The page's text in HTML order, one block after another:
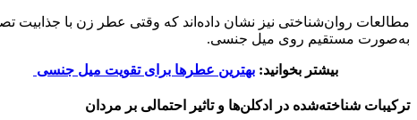
مطالعات روان‌شناختی نیز نشان داده‌اند که وقتی عطر زن با جذابیت
به‌صورت مستقیم روی میل جنسی.
بیشتر بخوانید: بهترین عطرها برای تقویت میل جنسی
ترکیبات شناخته‌شده در ادکلن‌ها و تاثیر احتمالی بر مردان